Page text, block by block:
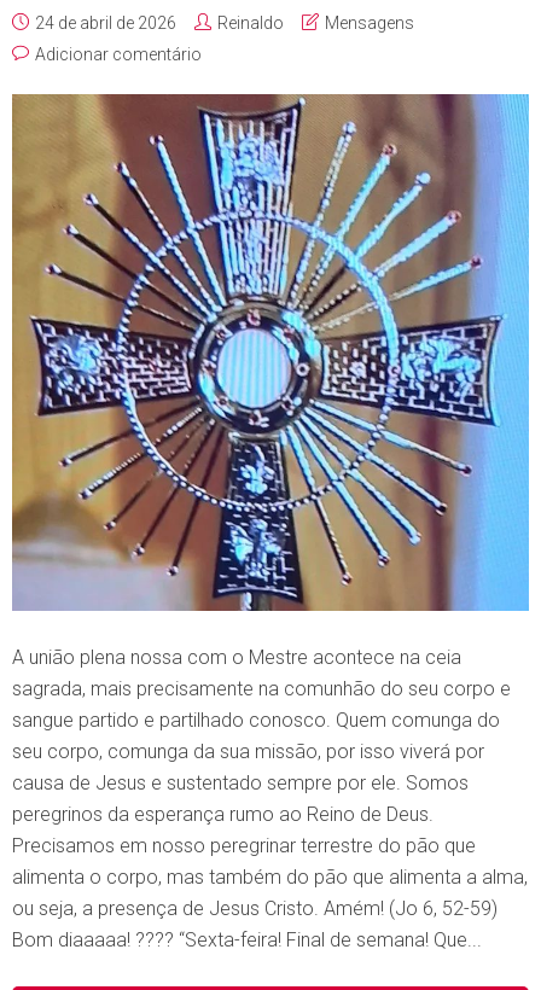
24 de abril de 2026 Reinaldo
Mensagens
Adicionar comentário
A união plena nossa com o Mestre acontece na ceia
sagrada, mais precisamente na comunhão do seu corpo e
sangue partido e partilhado conosco. Quem comunga do
seu corpo, comunga da sua missão, por isso viverá por
causa de Jesus e sustentado sempre por ele. Somos
peregrinos da esperança rumo ao Reino de Deus.
Precisamos em nosso peregrinar terrestre do pão que
alimenta o corpo, mas também do pão que alimenta a alma,
ou seja, a presença de Jesus Cristo. Amém! (Jo 6, 52-59)
Bom diaaaaa! ???? “Sexta-feira! Final de semana! Que...